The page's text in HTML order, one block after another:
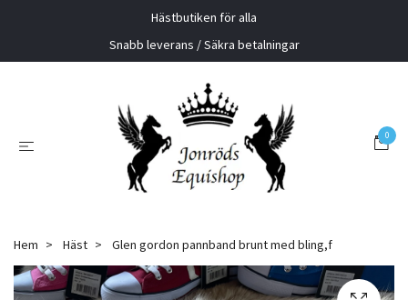
Hästbutiken för alla
Snabb leverans / Säkra betalningar
0
Hem Häst Glen gordon pannband brunt med bling,f